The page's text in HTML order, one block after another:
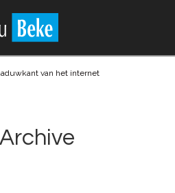
van het internet